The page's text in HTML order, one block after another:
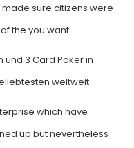
made sure citizens were
the you want
und 3 Card Poker in
weltweit
which have
up but nevertheless